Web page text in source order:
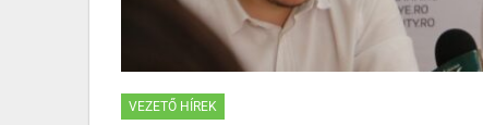
VEZETŐ HÍREK